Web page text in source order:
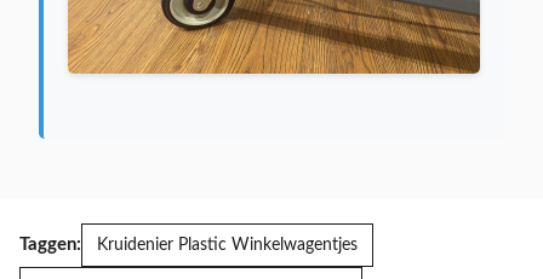
Taggen: Kruidenier Plastic Winkelwagentjes